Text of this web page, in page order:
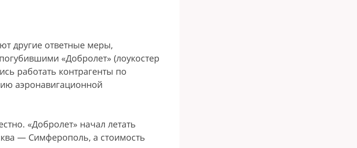
другие ответные меры,
«Добролет» (лоукостер
работать контрагенты по
аэронавигационной
«Добролет» начал летать
— Симферополь, а стоимость